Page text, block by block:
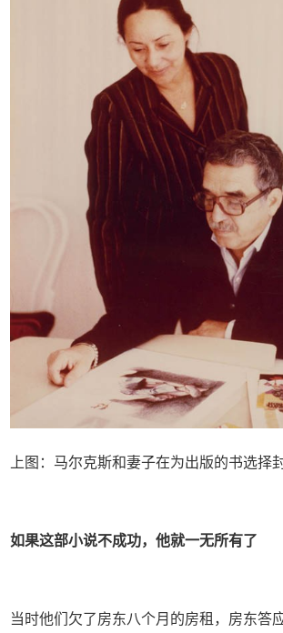
上图：马尔克斯和妻子在为出版的书选择
如果这部小说不成功，他就一无所有了
当时他们欠了房东八个月的房租，房东答